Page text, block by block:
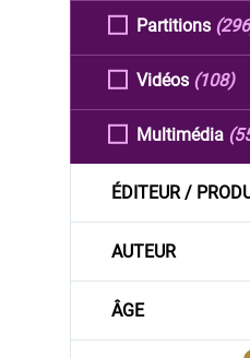
Partitions
Vidéos (108)
Multimédia
ÉDITEUR /
AUTEUR
ÂGE